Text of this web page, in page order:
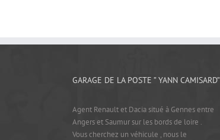
GARAGE DE LA POSTE ” YANN CAMISARD”
Agent Renault et Dacia situé à Gennes entre
Angers et Saumur sur les bords de loire .
Vous cherchez un véhicule , nous le